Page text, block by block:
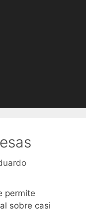
permite
sobre casi